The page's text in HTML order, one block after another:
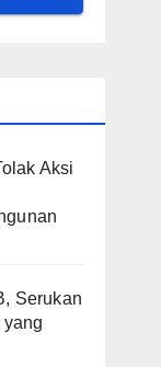
Aksi
Serukan